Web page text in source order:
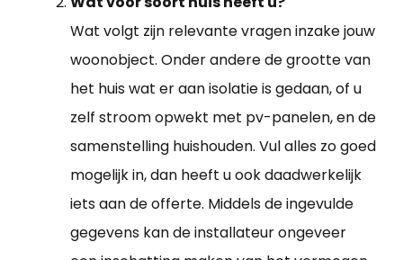
Wat volgt zijn relevante vragen inzake jouw
woonobject. Onder andere de grootte van
het huis wat er aan isolatie is gedaan, of u
zelf stroom opwekt met pv-panelen, en de
samenstelling huishouden. Vul alles zo goed
mogelijk in, dan heeft u ook daadwerkelijk
iets aan de offerte. Middels de ingevulde
gegevens kan de installateur ongeveer